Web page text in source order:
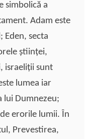
simbolică a
Adam este
Eden, secta
ştiinţei,
israeliţii sunt
lumea iar
lui Dumnezeu;
erorile lumii. În
Prevestirea,